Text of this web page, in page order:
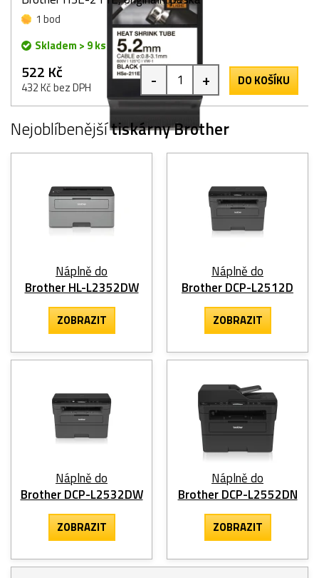
1 bod
Skladem > 9 ks
522 Kč
432 Kč bez DPH - + DO KOŠÍKU
Nejoblíbenějšítiskárny Brother
Náplně do
Brother HL-L2352DW
ZOBRAZIT
Náplně do
Brother DCP-L2512D
ZOBRAZIT
Náplně do
Brother DCP-L2532DW
ZOBRAZIT
Náplně do
Brother DCP-L2552DN
ZOBRAZIT